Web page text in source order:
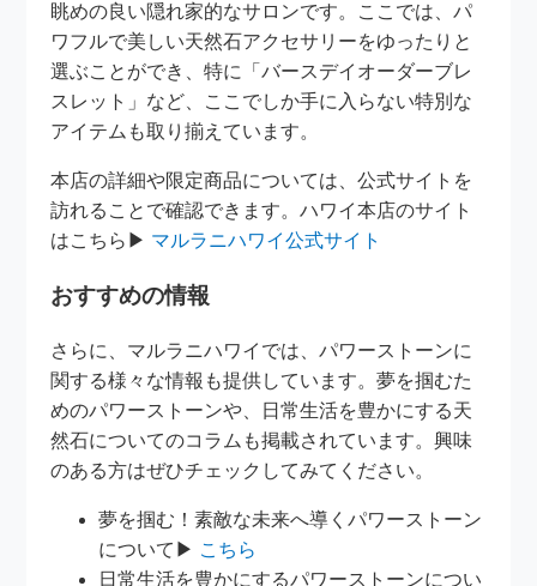
眺めの良い隠れ家的なサロンです。ここでは、パ
ワフルで美しい天然石アクセサリーをゆったりと
選ぶことができ、特に「バースデイオーダーブレ
スレット」など、ここでしか手に入らない特別な
アイテムも取り揃えています。
本店の詳細や限定商品については、公式サイトを
訪れることで確認できます。ハワイ本店のサイト
はこちら▶ マルラニハワイ公式サイト
おすすめの情報
さらに、マルラニハワイでは、パワーストーンに
関する様々な情報も提供しています。夢を掴むた
めのパワーストーンや、日常生活を豊かにする天
然石についてのコラムも掲載されています。興味
のある方はぜひチェックしてみてください。
夢を掴む！素敵な未来へ導くパワーストーン
について▶ こちら
日常生活を豊かにするパワーストーンについ